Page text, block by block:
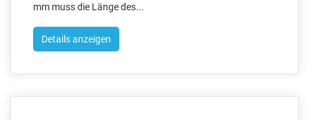
mm muss die Länge des...
Details anzeigen